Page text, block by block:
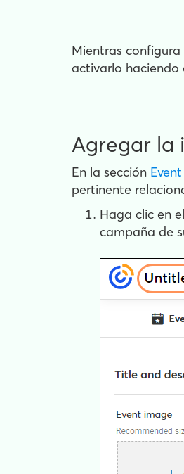
Mientras
activarlo haciendo
Agregar la
En la sección
pertinente
Haga clic en
campaña de